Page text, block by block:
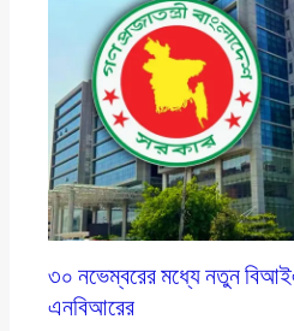
৩০ নভেম্বরের মধ্যে নতুন
এনবিআরের